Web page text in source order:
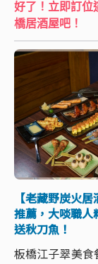
好了！立即訂位
橋居酒屋吧！
【老藏野炭火
推薦，大啖職人
送秋刀魚！
板橋江子翠美食